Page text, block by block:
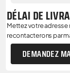
DÉLAI DE
Mettez votre adresse
recontacterons par
DEMANDEZ